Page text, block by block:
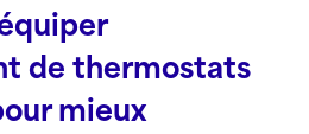
de thermostats
mieux